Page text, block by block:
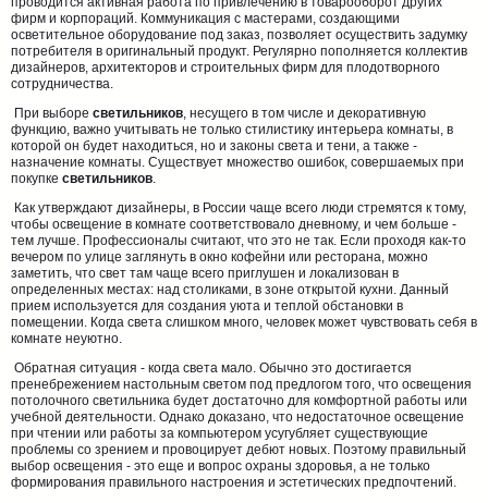
фирм и корпораций. Коммуникация с мастерами, создающими
осветительное оборудование под заказ, позволяет осуществить задумку
потребителя в оригинальный продукт. Регулярно пополняется коллектив
дизайнеров, архитекторов и строительных фирм для плодотворного
сотрудничества.
При выборе светильников, несущего в том числе и декоративную
функцию, важно учитывать не только стилистику интерьера комнаты, в
которой он будет находиться, но и законы света и тени, а также -
назначение комнаты. Существует множество ошибок, совершаемых при
покупке светильников.
Как утверждают дизайнеры, в России чаще всего люди стремятся к тому,
чтобы освещение в комнате соответствовало дневному, и чем больше -
тем лучше. Профессионалы считают, что это не так. Если проходя как-то
вечером по улице заглянуть в окно кофейни или ресторана, можно
заметить, что свет там чаще всего приглушен и локализован в
определенных местах: над столиками, в зоне открытой кухни. Данный
прием используется для создания уюта и теплой обстановки в
помещении. Когда света слишком много, человек может чувствовать себя в
комнате неуютно.
Обратная ситуация - когда света мало. Обычно это достигается
пренебрежением настольным светом под предлогом того, что освещения
потолочного светильника будет достаточно для комфортной работы или
учебной деятельности. Однако доказано, что недостаточное освещение
при чтении или работы за компьютером усугубляет существующие
проблемы со зрением и провоцирует дебют новых. Поэтому правильный
выбор освещения - это еще и вопрос охраны здоровья, а не только
формирования правильного настроения и эстетических предпочтений.